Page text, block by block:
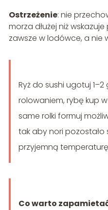
Ostrzeżenie: nie
morza dłużej niż
zawsze w lodówce, a nie
Ryż do sushi ugotuj
rolowaniem, rybę kup
same rolki formuj
tak aby nori pozostało
przyjemną
Co warto